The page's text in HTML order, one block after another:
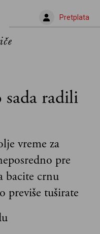
Pretplata
sada radili
vreme za
pre
bacite crnu
previše tuširate